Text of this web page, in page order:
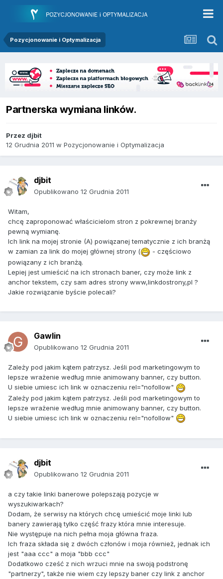
Pozycjonowanie i Optymalizacja
Partnerska wymiana linków.
Przez djbit
12 Grudnia 2011 w Pozycjonowanie i Optymalizacja
djbit
Opublikowano 12 Grudnia 2011
Witam,
chcę zaproponować właścicielom stron z pokrewnej branży
pewną wymianę.
Ich link na mojej stronie (A) powiązanej tematycznie z ich branżą
w zamian za link do mojej głównej strony (
- częściowo
powiązany z ich branżą.
Lepiej jest umieścić na ich stronach baner, czy może link z
anchor tekstem, czy sam adres strony www,linkdostrony,pl ?
Jakie rozwiązanie byście polecali?
Gawlin
Opublikowano 12 Grudnia 2011
Zależy pod jakim kątem patrzysz. Jeśli pod marketingowym to
lepsze wrażenie według mnie animowany banner, czy button.
U siebie umiesc ich link w oznaczeniu rel="nofollow"
Zależy pod jakim kątem patrzysz. Jeśli pod marketingowym to
lepsze wrażenie według mnie animowany banner, czy button.
U siebie umiesc ich link w oznaczeniu rel="nofollow"
djbit
Opublikowano 12 Grudnia 2011
a czy takie linki banerowe polepszają pozycje w
wyszukiwarkach?
Dodam, że serwisy na których chcę umieścić moje linki lub
banery zawierają tylko część frazy która mnie interesuje.
Nie występuje na nich pełna moja główna fraza.
Ich fraza składa się z dwóch członów i moja również, jednak ich
jest "aaa ccc" a moja "bbb ccc"
Dodatkowo cześć z nich wrzuci mnie na swoją podstronę
"partnerzy", także nie wiem czy lepszy baner czy link z anchor